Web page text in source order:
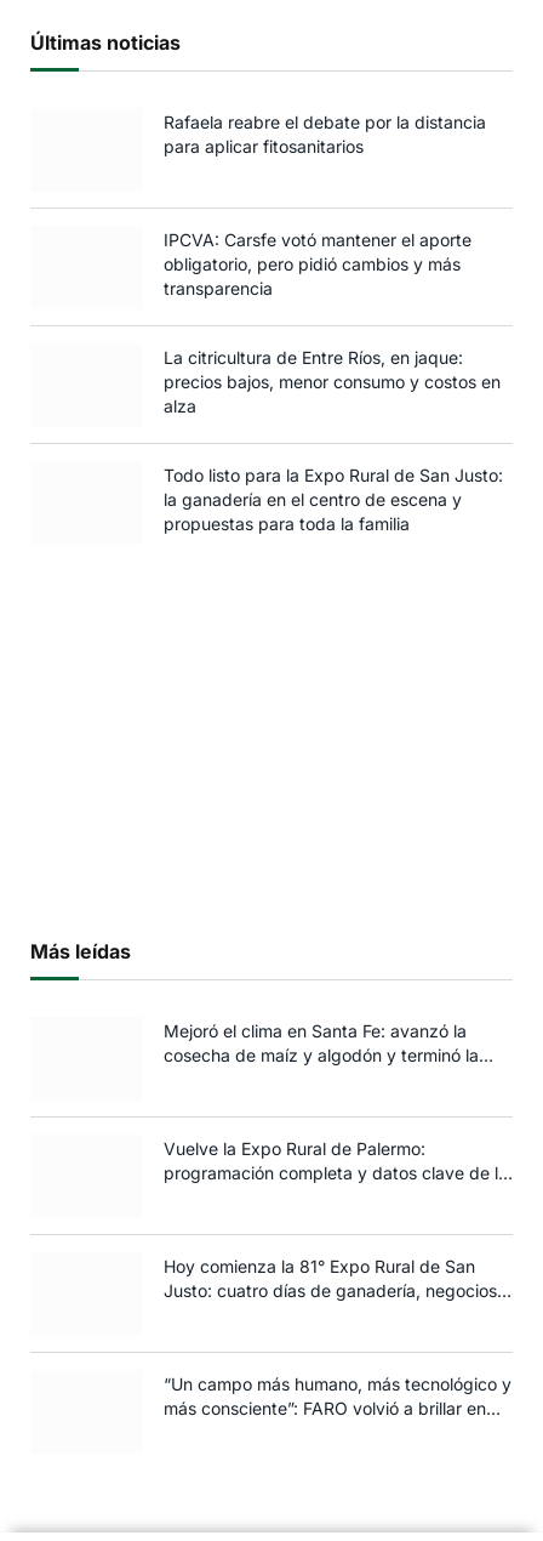
Últimas noticias
Rafaela reabre el debate por la distancia
para aplicar fitosanitarios
IPCVA: Carsfe votó mantener el aporte
obligatorio, pero pidió cambios y más
transparencia
La citricultura de Entre Ríos, en jaque:
precios bajos, menor consumo y costos en
alza
Todo listo para la Expo Rural de San Justo:
la ganadería en el centro de escena y
propuestas para toda la familia
Más leídas
Mejoró el clima en Santa Fe: avanzó la
cosecha de maíz y algodón y terminó la
Vuelve la Expo Rural de Palermo:
programación completa y datos clave de la
Hoy comienza la 81° Expo Rural de San
Justo: cuatro días de ganadería, negocios y
“Un campo más humano, más tecnológico y
más consciente”: FARO volvió a brillar en